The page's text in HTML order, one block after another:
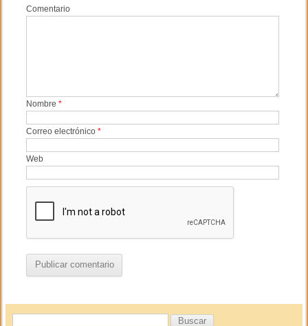
Comentario
Nombre*
Correo electrónico*
Web